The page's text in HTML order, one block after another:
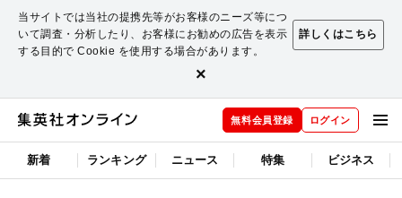
当サイトでは当社の提携先等がお客様のニーズ等につ
いて調査・分析したり、お客様にお勧めの広告を表示
する目的で Cookie を使用する場合があります。
詳しくはこちら
×
無料会員登録 ログイン
新着 ランキング ニュース 特集 ビジネス